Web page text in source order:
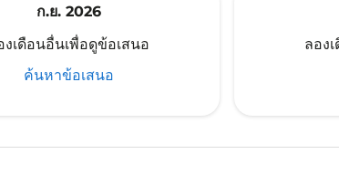
ก.ย. 2026
งเดือนอื่นเพื่อดูข้อเสนอ
ค้นหาข้อเสนอ
ลอง